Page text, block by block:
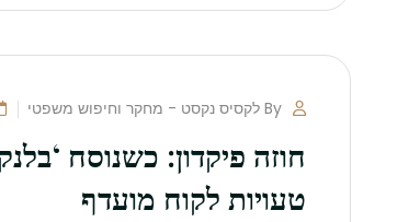
By לקסיס נקסט - מחקר וחיפוש משפטי
חוזה פיקדון: כשנוסח
טעויות לקוח מועדף